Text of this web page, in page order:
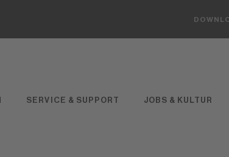
SERVICE & SUPPORT JOBS & KULTUR